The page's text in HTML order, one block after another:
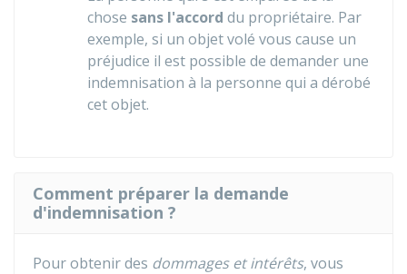
chose sans l'accord du propriétaire. Par
exemple, si un objet volé vous cause un
préjudice il est possible de demander une
indemnisation à la personne qui a dérobé
cet objet.
Comment préparer la demande
d'indemnisation ?
Pour obtenir des dommages et intérêts, vous